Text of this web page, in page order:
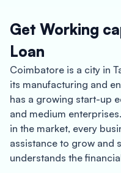
Get Working
Loan
Coimbatore is a city in
its manufacturing and
has a growing start-up
and medium
in the market, every
assistance to grow and
understands the